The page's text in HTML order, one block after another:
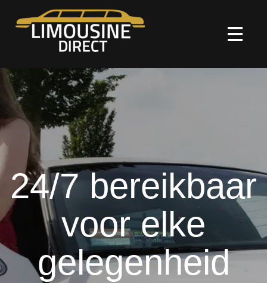
LIMOUSINE VERHUUR
ONZE DIENSTEN
OVER ONS
CONTACT
24/7 bereikbaar
voor elke
gelegenheid